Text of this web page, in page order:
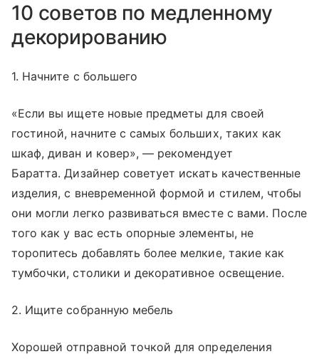
10 советов по медленному
декорированию
1. Начните с большего
«Если вы ищете новые предметы для своей
гостиной, начните с самых больших, таких как
шкаф, диван и ковер», — рекомендует
Баратта. Дизайнер советует искать качественные
изделия, с вневременной формой и стилем, чтобы
они могли легко развиваться вместе с вами. После
того как у вас есть опорные элементы, не
торопитесь добавлять более мелкие, такие как
тумбочки, столики и декоративное освещение.
2. Ищите собранную мебель
Хорошей отправной точкой для определения